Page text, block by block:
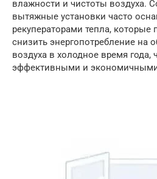
влажности и чистоты воздуха.
вытяжные установки часто
рекуператорами тепла, которые
снизить энергопотребление на
воздуха в холодное время года,
эффективными и